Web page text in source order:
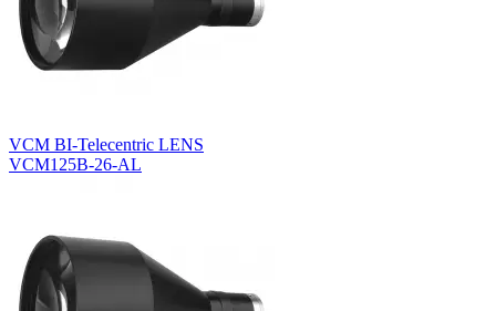
VCM BI-Telecentric LENS
VCM125B-26-AL